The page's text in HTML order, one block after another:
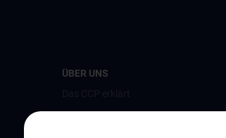
ÜBER UNS